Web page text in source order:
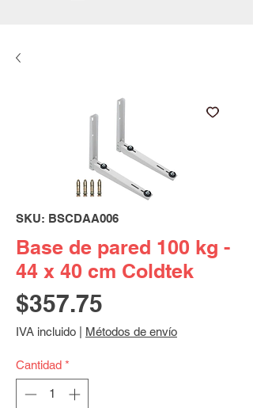
SKU: BSCDAA006
Base de pared 100 kg -
44 x 40 cm Coldtek
$357.75
IVA incluido Métodos de envío
Cantidad *